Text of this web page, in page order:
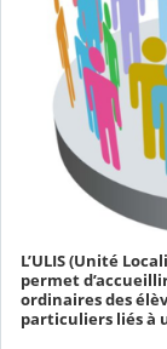
L’ULIS (Unité
permet
ordinaires des
particuliers liés à